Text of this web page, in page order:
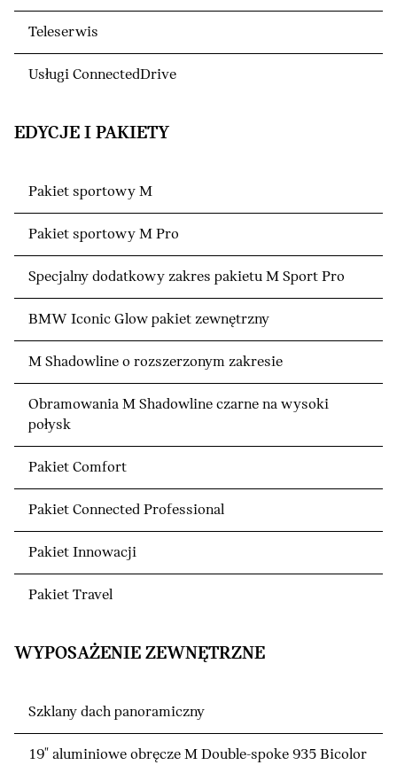
Teleserwis
Usługi ConnectedDrive
EDYCJE I PAKIETY
Pakiet sportowy M
Pakiet sportowy M Pro
Specjalny dodatkowy zakres pakietu M Sport Pro
BMW Iconic Glow pakiet zewnętrzny
M Shadowline o rozszerzonym zakresie
Obramowania M Shadowline czarne na wysoki
połysk
Pakiet Comfort
Pakiet Connected Professional
Pakiet Innowacji
Pakiet Travel
WYPOSAŻENIE ZEWNĘTRZNE
Szklany dach panoramiczny
19" aluminiowe obręcze M Double-spoke 935 Bicolor